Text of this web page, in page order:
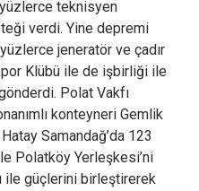
teknisyen
verdi. Yine depremi
jeneratör ve çadır
Klübü ile de işbirliği ile
Polat Vakfı
konteyneri Gemlik
Samandağ’da 123
Polatköy Yerleşkesi’ni
ile güçlerini birleştirerek